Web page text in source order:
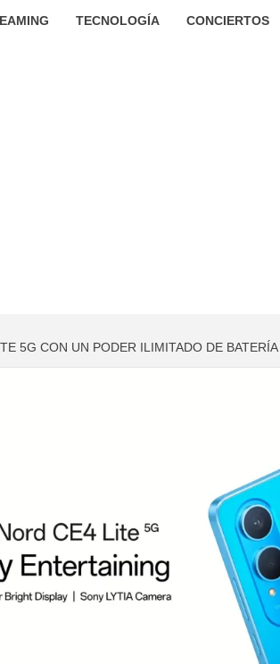
TECNOLOGÍA CONCIERTOS
5G CON UN PODER ILIMITADO DE BATERÍA